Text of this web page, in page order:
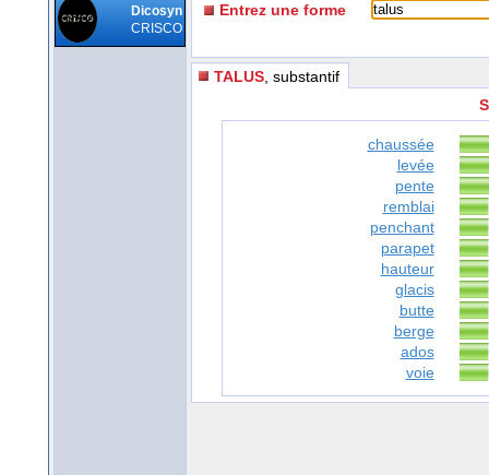
Dicosyn
CRISCO
Entrez une forme
TALUS , substantif
chaussée
levée
pente
remblai
penchant
parapet
hauteur
glacis
butte
berge
ados
voie